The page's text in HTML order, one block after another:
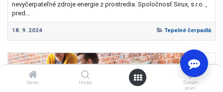
Domov Hľadať
Zoznam
prianí
nevyčerpateľné zdroje energie z prostredia. Spoločnosť Sirux, s.r.o. ,
pred...
18. 9. 2024 Tepelné čerpadlá